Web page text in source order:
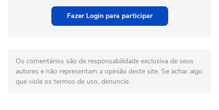
Fazer Login para participar
Os comentários são de responsabilidade exclusiva de seus
autores e não representam a opinião deste site. Se achar algo
que viole os termos de uso, denuncie.